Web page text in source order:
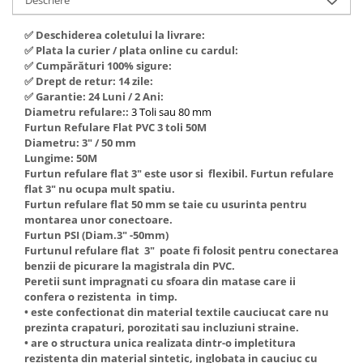
Pistoale de impact electrice si
pneumatice
Pistoale de vopsit
Prelungitoare
Polizoare electrice de banc si
unghiulare
Rindele si freze pentru lemn
Redresoare auto - roboti de
pornire
Suflante cu aer cald
Scari metalice
Strungurii
Scule cu acumulator
Scule pentru electricieni
Hote Telescopice
Hote Traditionale
Hote Incorporabile
Hote Country
Hote Insula
Hote Cupolare
Accesorii, consumabile hote
Masini de tocat carne
Masini de carnati ( CARNATARI )
Masini de spalat vase
Masini de spalat vase incorporabile
Masini de spalat vase
independente
Masini de spalat rufe
Masini de spalat rufe frontale
Masini de spalat rufe verticale
✅ Deschiderea coletului la livrare:
✅ Plata la curier / plata online cu cardul:
✅ Cumpărături 100% sigure:
✅ Drept de retur: 14 zile:
✅ Garantie: 24 Luni / 2 Ani:
Diametru refulare:: 3 Toli sau 80 mm
Furtun Refulare Flat PVC 3 toli 50M
Diametru: 3" / 50 mm
Lungime: 50M
Furtun refulare flat 3" este usor si flexibil. Furtun refulare
flat 3" nu ocupa mult spatiu.
Furtun refulare flat 50 mm se taie cu usurinta pentru
montarea unor conectoare.
Furtun PSI (Diam.3" -50mm)
Furtunul refulare flat 3" poate fi folosit pentru conectarea
benzii de picurare la magistrala din PVC.
Peretii sunt impragnati cu sfoara din matase care ii
confera o rezistenta in timp.
• este confectionat din material textile cauciucat care nu
prezinta crapaturi, porozitati sau incluziuni straine.
• are o structura unica realizata dintr-o impletitura
rezistenta din material sintetic, inglobata in cauciuc cu